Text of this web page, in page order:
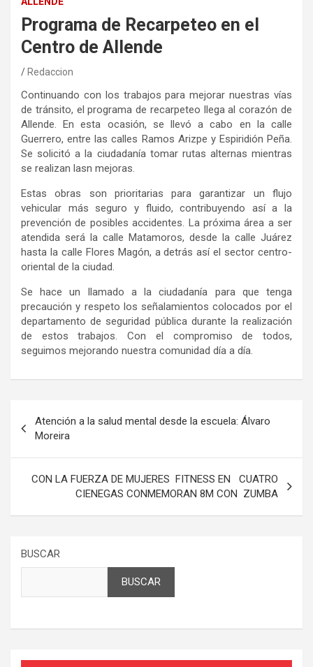
Programa de Recarpeteo en el
Centro de Allende
Redaccion
Continuando con los trabajos para mejorar nuestras vías
de tránsito, el programa de recarpeteo llega al corazón de
Allende. En esta ocasión, se llevó a cabo en la calle
Guerrero, entre las calles Ramos Arizpe y Espiridión Peña.
Se solicitó a la ciudadanía tomar rutas alternas mientras
se realizan lasn mejoras.
Estas obras son prioritarias para garantizar un flujo
vehicular más seguro y fluido, contribuyendo así a la
prevención de posibles accidentes. La próxima área a ser
atendida será la calle Matamoros, desde la calle Juárez
hasta la calle Flores Magón, a detrás así el sector centro-
oriental de la ciudad.
Se hace un llamado a la ciudadanía para que tenga
precaución y respeto los señalamientos colocados por el
departamento de seguridad pública durante la realización
de estos trabajos. Con el compromiso de todos,
seguimos mejorando nuestra comunidad día a día.
de
entradas
Atención a la salud mental desde la escuela: Álvaro
Moreira
CON LA FUERZA DE MUJERES FITNESS EN CUATRO
CIENEGAS CONMEMORAN 8M CON ZUMBA
BUSCAR
BUSCAR